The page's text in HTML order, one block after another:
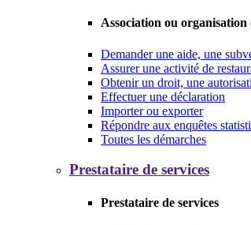
Association ou
Demander une aide, une
Assurer une activité de
Obtenir un droit, une
Effectuer une déclaration
Importer ou exporter
Répondre aux enquêtes
Toutes les démarches
Prestataire de services
Prestataire de services